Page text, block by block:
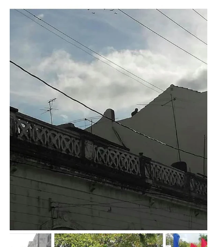
29 abr 2023 2 min de lectura
El cuadro
📷Félix Duarte Ortega, miembro del Secretariado del Comité
Central del Partido y jefe de su Departamento Agroalimentario, en
un recorrido...